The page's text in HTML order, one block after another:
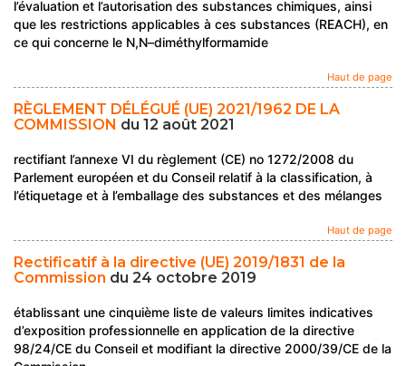
l’évaluation et l’autorisation des substances chimiques, ainsi
que les restrictions applicables à ces substances (REACH), en
ce qui concerne le N,N–diméthylformamide
Haut de page
RÈGLEMENT DÉLÉGUÉ (UE) 2021/1962 DE LA
COMMISSION du 12 août 2021
rectifiant l’annexe VI du règlement (CE) no 1272/2008 du
Parlement européen et du Conseil relatif à la classification, à
l’étiquetage et à l’emballage des substances et des mélanges
Haut de page
Rectificatif à la directive (UE) 2019/1831 de la
Commission du 24 octobre 2019
établissant une cinquième liste de valeurs limites indicatives
d’exposition professionnelle en application de la directive
98/24/CE du Conseil et modifiant la directive 2000/39/CE de la